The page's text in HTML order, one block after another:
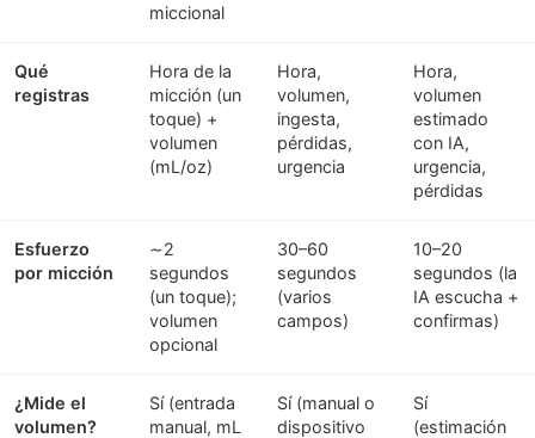
miccional
Qué
registras
Hora de la
micción (un
toque) +
volumen
(mL/oz)
Hora,
volumen,
ingesta,
pérdidas,
urgencia
Hora,
volumen
estimado
con IA,
urgencia,
pérdidas
Esfuerzo
por micción
∼2
segundos
(un toque);
volumen
opcional
30–60
segundos
(varios
campos)
10–20
segundos (la
IA escucha +
confirmas)
¿Mide el
volumen?
Sí (entrada
manual, mL
Sí (manual o
dispositivo
Sí
(estimación